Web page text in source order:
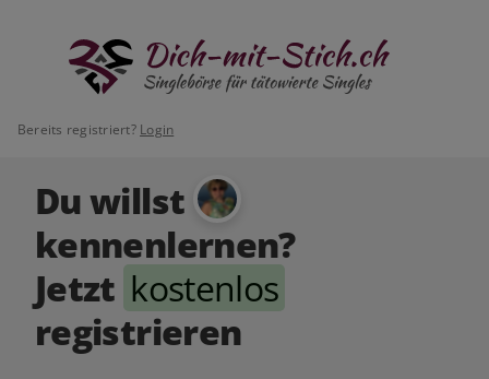
Bereits registriert? Login
Du willst
kennenlernen?
Jetzt kostenlos
registrieren